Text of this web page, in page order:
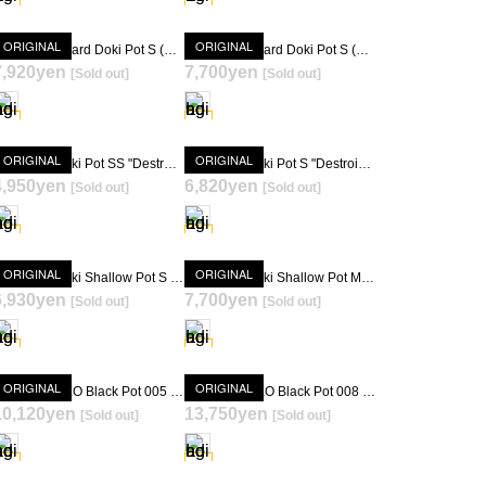
SOLD OUT
ORIGINAL Hagakure Lizard Doki Pot S (Deep Green)
[Sold out] SOLD OUT
ORIGINAL Hagakure Lizard Doki Pot S (Black)
7,700yen [Sold out]
SOLD OUT
ORIGINAL Hagakure Doki Pot SS "Destroid mode" (Black)
[Sold out] SOLD OUT
ORIGINAL Hagakure Doki Pot S "Destroid mode" (Deep Green)
6,820yen [Sold out]
ORIGINAL Hagakure Doki Shallow Pot S (Deep Green) [ TOKY 10th Anniversary Model ]
[Sold out]
ORIGINAL Hagakure Doki Shallow Pot M (Deep Green) [ TOKY 10th Anniversary Model ]
7,700yen [Sold out]
ORIGINAL Hagakure NEO Black Pot 005 [ TOKY 10th Anniversary Model ]
[Sold out]
ORIGINAL Hagakure NEO Black Pot 008 [ TOKY 10th Anniversary Model ]
13,750yen [Sold out]